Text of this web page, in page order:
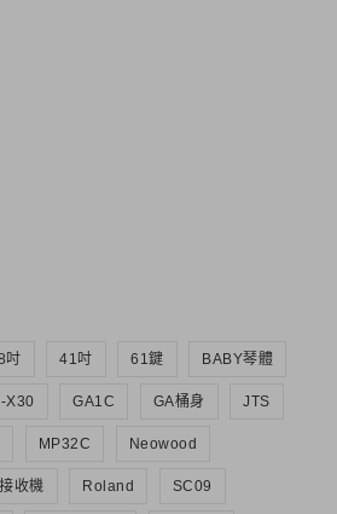
吋 41吋 61鍵 BABY琴體
X30 GA1C GA桶身 JTS
MP32C Neowood
收機 Roland SC09